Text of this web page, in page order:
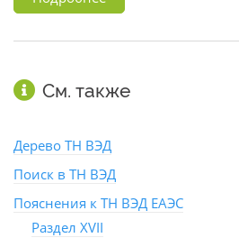
См. также
Дерево ТН ВЭД
Поиск в ТН ВЭД
Пояснения к ТН ВЭД ЕАЭС
Раздел XVII